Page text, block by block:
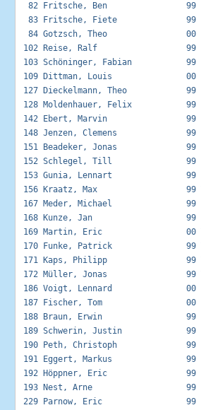
82 Fritsche, Ben
83 Fritsche, Fiete
84 Gotzsch, Theo
102 Reise, Ralf
103 Schöninger, Fabian
109 Dittman, Louis
127 Dieckelmann, Theo            99
128 Moldenhauer, Felix           99
142 Ebert, Marvin
148 Jenzen, Clemens
151 Beadeker, Jonas
152 Schlegel, Till
153 Gunia, Lennart
156 Kraatz, Max
167 Meder, Michael
168 Kunze, Jan
169 Martin, Eric
170 Funke, Patrick
171 Kaps, Philipp
172 Müller, Jonas
186 Voigt, Lennard
187 Fischer, Tom
188 Braun, Erwin                 99
189 Schwerin, Justin
190 Peth, Christoph
191 Eggert, Markus
192 Höppner, Eric
193 Nest, Arne                   99
229 Parnow, Eric